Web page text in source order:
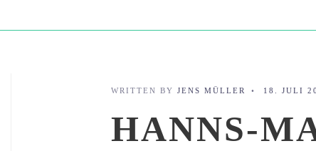
WRITTEN BY JENS MÜLLER • 18. JULI
HANNS-